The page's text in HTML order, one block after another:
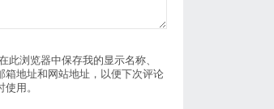
此浏览器中保存我的显示名称、
箱地址和网站地址，以便下次评论
使用。